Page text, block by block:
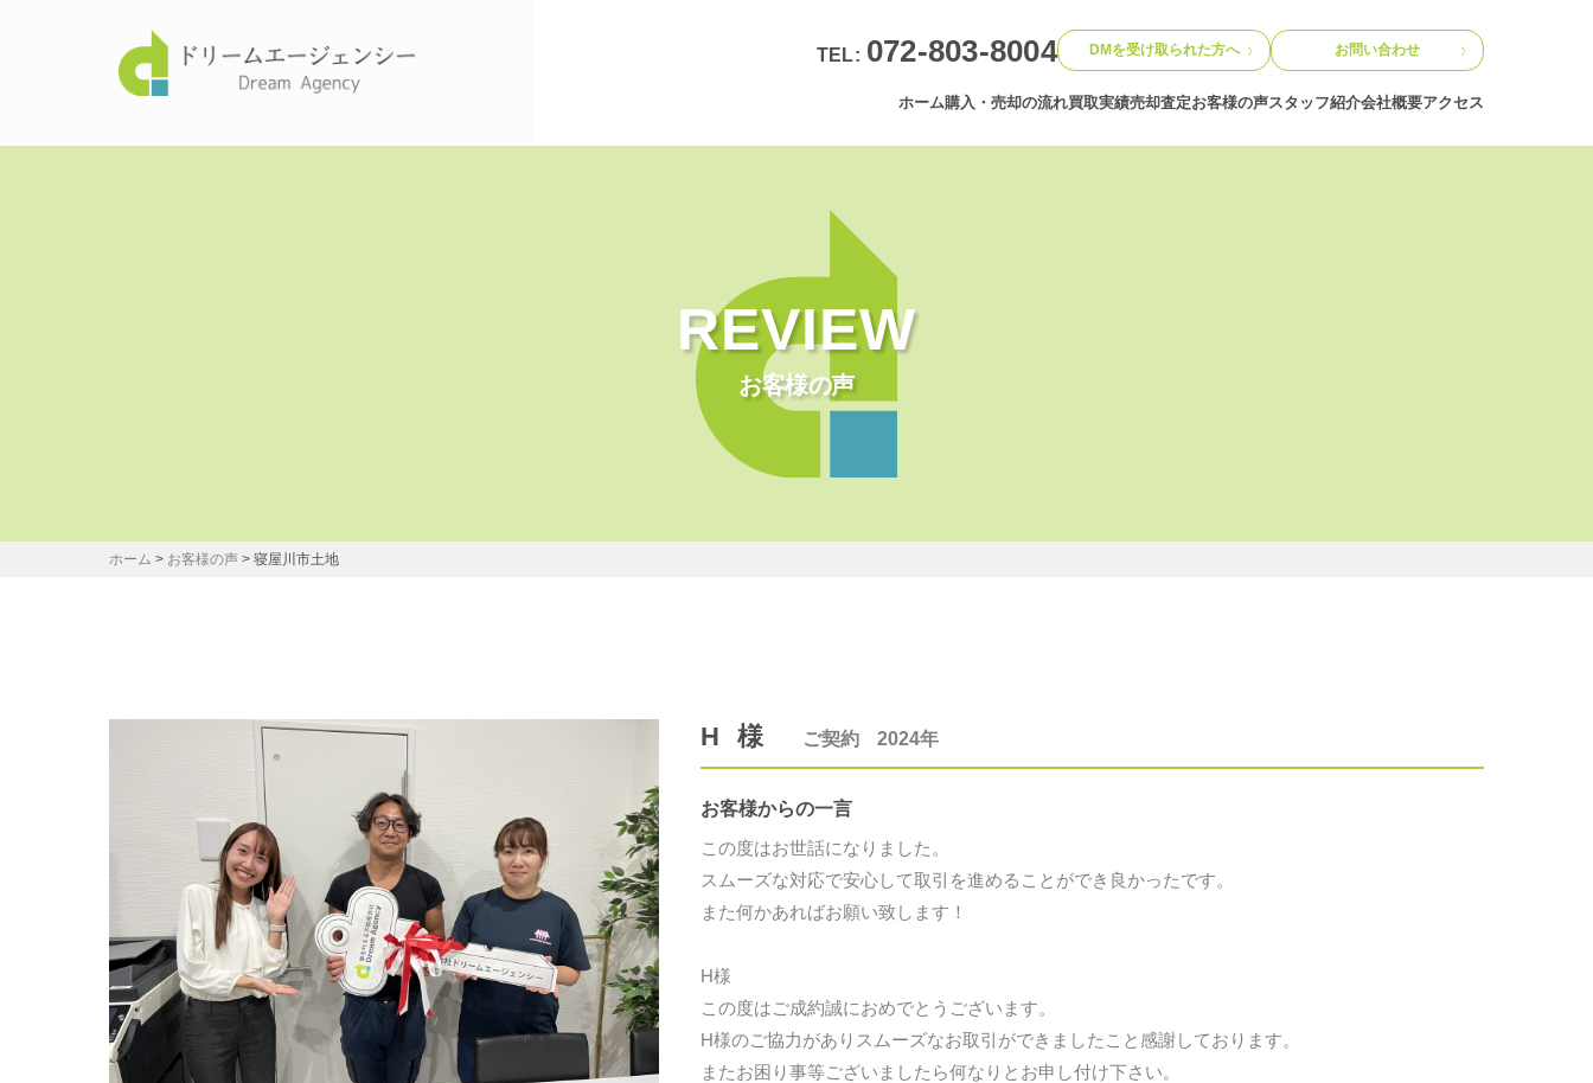
TEL: 072-803-8004 DMを受け取られた方へ お問い合わせ
ホーム購入・売却の流れ買取実績売却査定お客様の声スタッフ紹介会社概要アクセス
REVIEW
お客様の声
ホーム > お客様の声 > 寝屋川市土地
H 様 ご契約 2024年
お客様からの一言
この度はお世話になりました。
スムーズな対応で安心して取引を進めることができ良かったです。
また何かあればお願い致します！
H様
この度はご成約誠におめでとうございます。
H様のご協力がありスムーズなお取引ができましたこと感謝しております。
またお困り事等ございましたら何なりとお申し付け下さい。